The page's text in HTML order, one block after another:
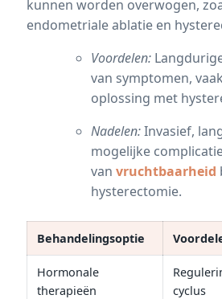
kunnen worden overwogen,
endometriale ablatie en
Voordelen:
van symptomen,
oplossing met
Nadelen:Invasief,
mogelijke
van vruchtbaarheid
hysterectomie.
Behandelingsoptie
Hormonale
therapieën
cyclus